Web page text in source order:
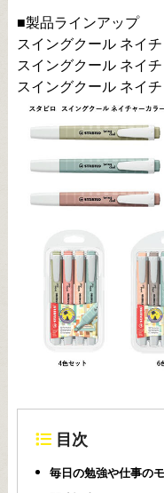
■製品ラインアップ
スイングクール ネイ
スイングクール ネイ
スイングクール ネイ
目次
毎日の勉強や仕事の